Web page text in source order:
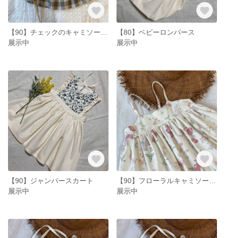
展示中
【80】ベビーロンパース
展示中
【90】ジャンパースカート
展示中
展示中